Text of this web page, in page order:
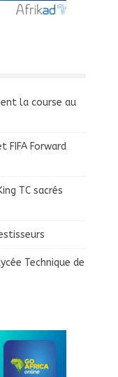
la course au
FIFA Forward
TC sacrés
Technique de